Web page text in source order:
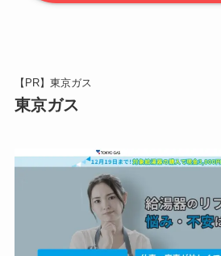
【PR】東京ガス
東京ガス